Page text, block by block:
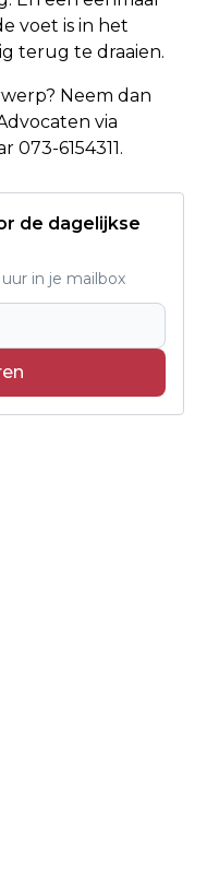
voet is in het
terug te draaien.
Neem dan
via
073-6154311.
de dagelijkse
in je mailbox